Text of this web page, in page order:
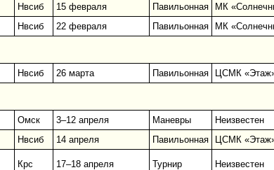
Нвсиб 15 февраля Павильонная МК
Нвсиб 22 февраля Павильонная МК
Нвсиб 26 марта Павильонная ЦСМК
Омск 3–12 апреля Маневры Неизвестен
Нвсиб 14 апреля Павильонная ЦСМК
Крс 17–18 апреля Турнир Неизвестен